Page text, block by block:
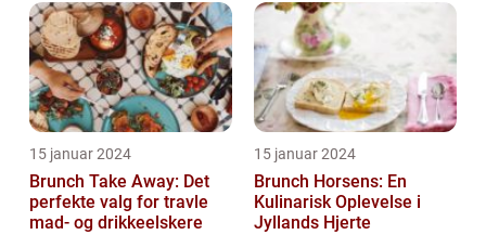
fra både morgenmad og
15 januar 2024
Brunch Take Away: Det
perfekte valg for travle
mad- og drikkeelskere
15 januar 2024
Brunch Horsens: En
Kulinarisk Oplevelse i
Jyllands Hjerte